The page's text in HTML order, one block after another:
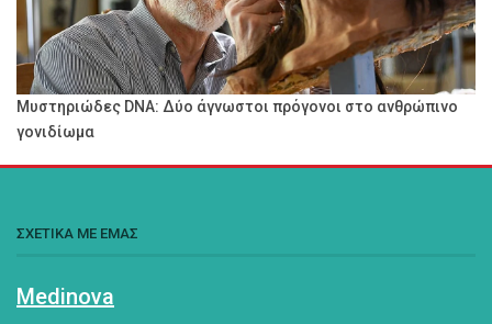
Μυστηριώδες DNA: Δύο άγνωστοι πρόγονοι στο ανθρώπινο
γονιδίωμα
ΣΧΕΤΙΚΑ ΜΕ ΕΜΑΣ
Medinova